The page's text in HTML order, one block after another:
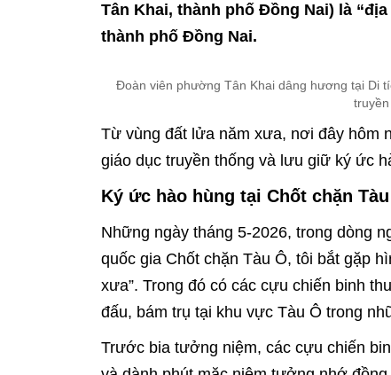
Tân Khai, thành phố Đồng Nai) là
thành phố Đồng Nai.
Đoàn viên phường Tân Khai dâng hương tại Di
Từ vùng đất lửa năm xưa, nơi đây hôm
giáo dục truyền thống và lưu giữ ký ức
Ký ức hào hùng tại Chốt chặn
Những ngày tháng 5-2026, trong dòng
quốc gia Chốt chặn Tàu Ô, tôi bắt gặp
xưa”. Trong đó có các cựu chiến binh
đấu, bám trụ tại khu vực Tàu Ô trong
Trước bia tưởng niệm, các cựu chiến